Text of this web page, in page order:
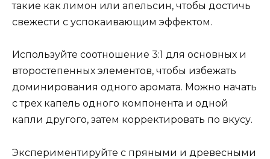
такие как лимон или апельсин, чтобы достичь
свежести с успокаивающим эффектом.
Используйте соотношение 3:1 для основных и
второстепенных элементов, чтобы избежать
доминирования одного аромата. Можно начать
с трех капель одного компонента и одной
капли другого, затем корректировать по вкусу.
Экспериментируйте с пряными и древесными